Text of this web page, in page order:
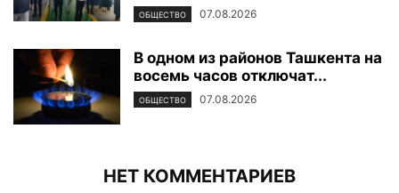
ОБЩЕСТВО 07.08.2026
В одном из районов Ташкента на
восемь часов отключат...
ОБЩЕСТВО 07.08.2026
НЕТ КОММЕНТАРИЕВ